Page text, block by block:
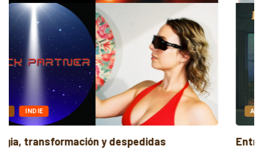
ALTERNATIVO
Entre la Melodía y la Rebeldía